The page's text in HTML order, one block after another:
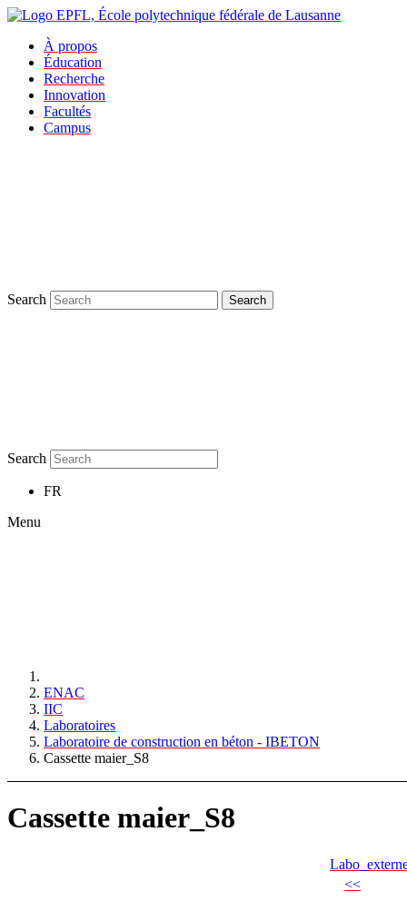
À propos
Éducation
Recherche
Innovation
Facultés
Campus
Search Search
Search
FR
Menu
ENAC
IIC
Laboratoires
Laboratoire de construction en béton - IBETON
Cassette maier_S8
Cassette maier_S8
<<